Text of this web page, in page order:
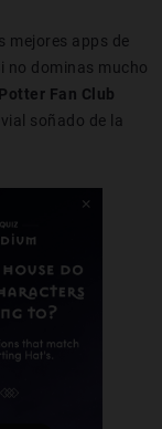
mejores apps de
no dominas mucho
Fan Club
soñado de la